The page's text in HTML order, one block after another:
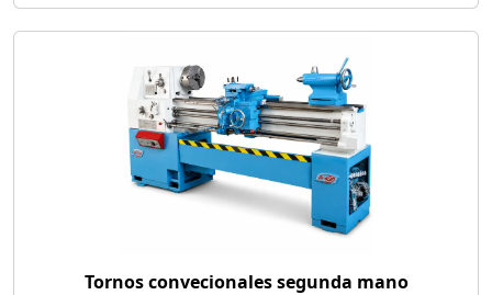
Tornos convecionales segunda mano